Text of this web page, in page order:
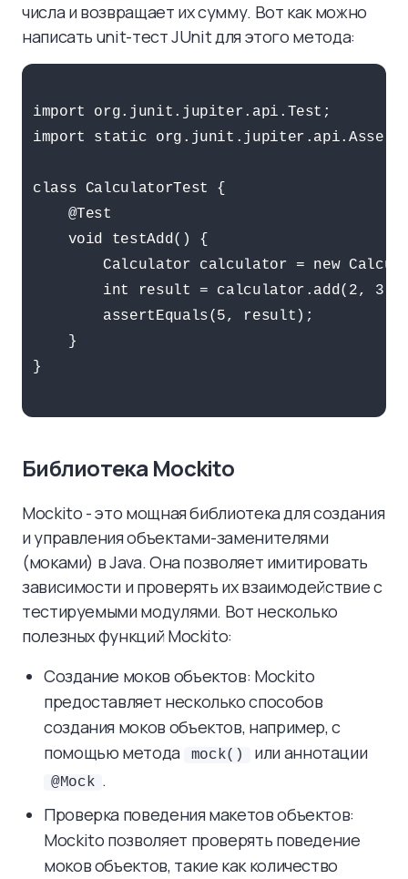
числа и возвращает их сумму. Вот как можно
написать unit-тест JUnit для этого метода:
import org.junit.jupiter.api.Test;
import static
class CalculatorTest {
    @Test
    void testAdd() {
Calculator calculator = new
        int result = calculator.add(2, 3);
        assertEquals(5, result);
    }
}
Библиотека Mockito
Mockito - это мощная библиотека для создания
и управления объектами-заменителями
(моками) в Java. Она позволяет имитировать
зависимости и проверять их взаимодействие с
тестируемыми модулями. Вот несколько
полезных функций Mockito:
Создание моков объектов: Mockito
предоставляет несколько способов
создания моков объектов, например, с
помощью метода
mock() или аннотации
@Mock .
Проверка поведения макетов объектов:
Mockito позволяет проверять поведение
моков объектов, такие как количество